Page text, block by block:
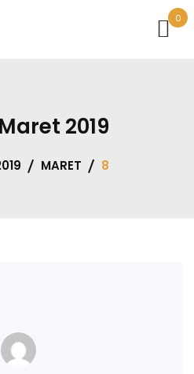
0
2019
MARET 8